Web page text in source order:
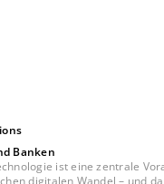
Banken
ist eine zentrale